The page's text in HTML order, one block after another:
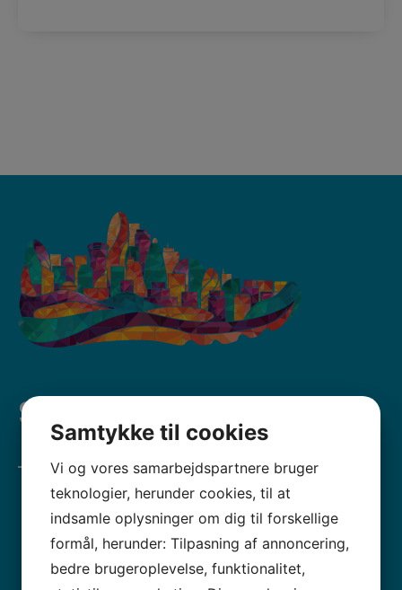
Sport & idræt
Badminton
Bordtennis
Fitness
Samtykke til cookies
Vi og vores samarbejdspartnere bruger
teknologier, herunder cookies, til at
indsamle oplysninger om dig til forskellige
formål, herunder: Tilpasning af annoncering,
bedre brugeroplevelse, funktionalitet,